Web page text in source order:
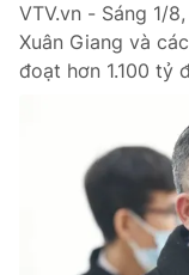
Xã hội
Thế giới
VTV.vn - Sáng 1/
Xuân Giang và
đoạt hơn 1.100 tỷ